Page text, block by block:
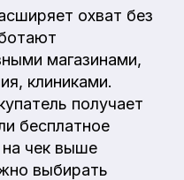
охват без
магазинами,
клиниками.
получает
бесплатное
чек выше
выбирать